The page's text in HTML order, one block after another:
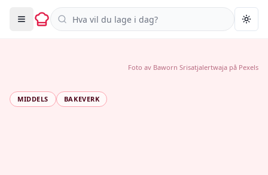
Søk i oppskrifter
MIDDELS BAKEVERK
Foto av Baworn Srisatjalertwaja på Pexels